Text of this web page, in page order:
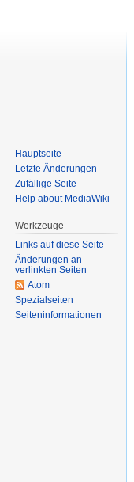
Hauptseite
Letzte Änderungen
Zufällige Seite
Help about MediaWiki
Werkzeuge
Links auf diese Seite
Änderungen an
verlinkten Seiten
Atom
Spezialseiten
Seiten­informationen